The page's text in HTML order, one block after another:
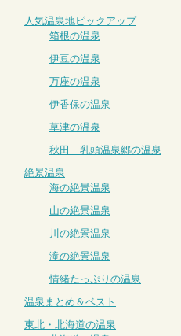
人気温泉地ピックアップ
箱根の温泉
伊豆の温泉
万座の温泉
伊香保の温泉
草津の温泉
秋田 乳頭温泉郷の温泉
絶景温泉
海の絶景温泉
山の絶景温泉
川の絶景温泉
滝の絶景温泉
情緒たっぷりの温泉
温泉まとめ＆ベスト
東北・北海道の温泉